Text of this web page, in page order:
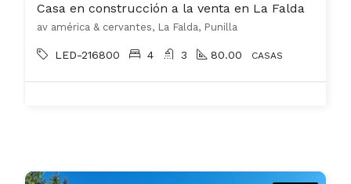
Casa en construcción a la venta en La Falda
av américa & cervantes, La Falda, Punilla
LED-216800 4 3 80.00 CASAS